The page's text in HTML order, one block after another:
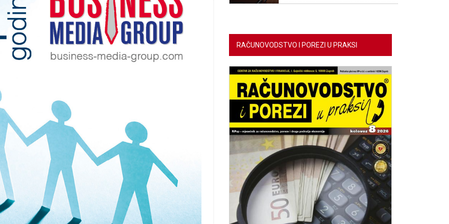
RAČUNOVODSTVO I POREZI U PRAKSI